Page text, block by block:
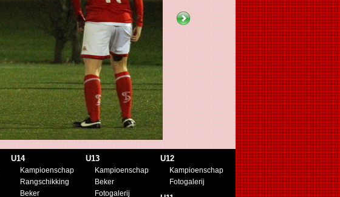
U14
Kampioenschap
Rangschikking
Beker
U13
Kampioenschap
Beker
Fotogalerij
U12
Kampioenschap
Fotogalerij